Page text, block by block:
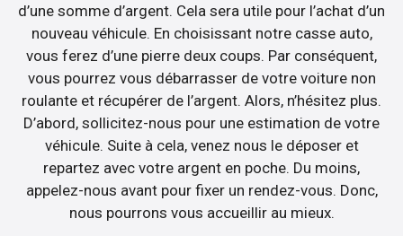
d’une somme d’argent. Cela sera utile pour l’achat d’un
nouveau véhicule. En choisissant notre casse auto,
vous ferez d’une pierre deux coups. Par conséquent,
vous pourrez vous débarrasser de votre voiture non
roulante et récupérer de l’argent. Alors, n’hésitez plus.
D’abord, sollicitez-nous pour une estimation de votre
véhicule. Suite à cela, venez nous le déposer et
repartez avec votre argent en poche. Du moins,
appelez-nous avant pour fixer un rendez-vous. Donc,
nous pourrons vous accueillir au mieux.